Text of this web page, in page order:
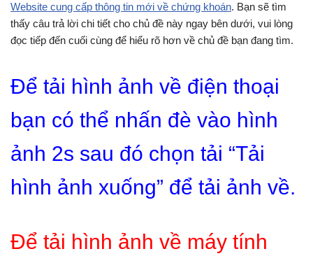
Website cung cấp thông tin mới về chứng khoán. Bạn sẽ tìm
thấy câu trả lời chi tiết cho chủ đề này ngay bên dưới, vui lòng
đọc tiếp đến cuối cùng để hiểu rõ hơn về chủ đề bạn đang tìm.
Để tải hình ảnh về điện thoại
bạn có thể nhấn đè vào hình
ảnh 2s sau đó chọn tải “Tải
hình ảnh xuống” để tải ảnh về.
Để tải hình ảnh về máy tính